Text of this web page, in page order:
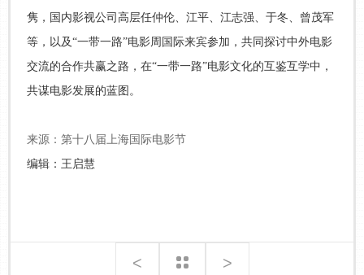
隽，国内影视公司高层任仲伦、江平、江志强、于冬、曾茂军
等，以及“一带一路”电影周国际来宾参加，共同探讨中外电影
交流的合作共赢之路，在“一带一路”电影文化的互鉴互学中，
共谋电影发展的蓝图。
来源：第十八届上海国际电影节
编辑：王启慧
< >